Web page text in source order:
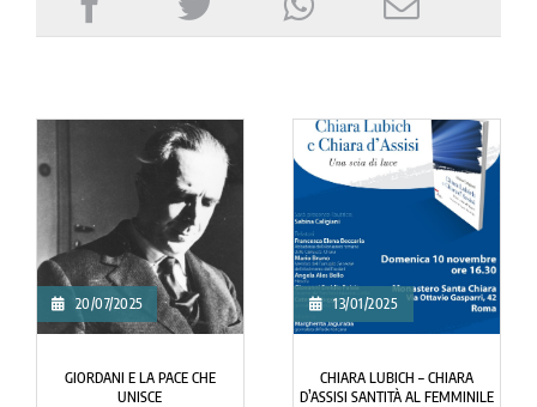
20/07/2025
GIORDANI E LA PACE CHE
UNISCE
13/01/2025
CHIARA LUBICH – CHIARA
D’ASSISI SANTITÀ AL FEMMINILE